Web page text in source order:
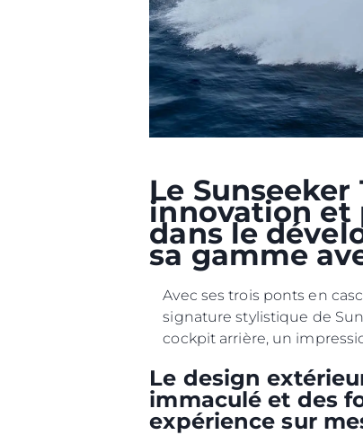
Le
innovation et
dans le
sa gamme
Avec ses trois ponts en
signature stylistique de
cockpit arrière, un
Le design
immaculé et des
expérience sur